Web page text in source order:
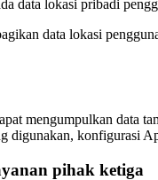
data lokasi pribadi
data lokasi
mengumpulkan data
digunakan, konfigurasi
pihak ketiga